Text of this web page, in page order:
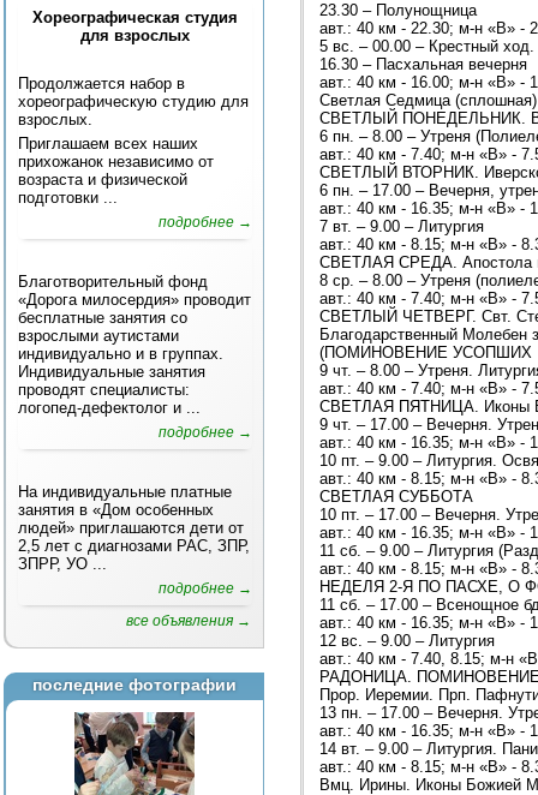
Хореографическая студия
для взрослых
Продолжается набор в
хореографическую студию для
взрослых.
Приглашаем всех наших
прихожанок независимо от
возраста и физической
подготовки ...
подробнее →
Благотворительный фонд
«Дорога милосердия» проводит
бесплатные занятия со
взрослыми аутистами
индивидуально и в группах.
Индивидуальные занятия
проводят специалисты:
логопед-дефектолог и ...
подробнее →
На индивидуальные платные
занятия в «Дом особенных
людей» приглашаются дети от
2,5 лет с диагнозами РАС, ЗПР,
ЗПРР, УО ...
подробнее →
все объявления →
последние фотографии
23.30 – Полунощница
авт.: 40 км - 22.30; м-н «В» -
5 вс. – 00.00 – Крестный
16.30 – Пасхальная вечерня
авт.: 40 км - 16.00; м-н «В» -
Светлая Седмица (сплошная)
СВЕТЛЫЙ ПОНЕДЕЛЬНИК.
6 пн. – 8.00 – Утреня
авт.: 40 км - 7.40; м-н «В» -
СВЕТЛЫЙ ВТОРНИК.
6 пн. – 17.00 – Вечерня,
авт.: 40 км - 16.35; м-н «В» -
7 вт. – 9.00 – Литургия
авт.: 40 км - 8.15; м-н «В» -
СВЕТЛАЯ СРЕДА. Апостола и
8 ср. – 8.00 – Утреня
авт.: 40 км - 7.40; м-н «В» -
СВЕТЛЫЙ ЧЕТВЕРГ. Свт.
Благодарственный Молебен
(ПОМИНОВЕНИЕ УСОПШИХ
9 чт. – 8.00 – Утреня.
авт.: 40 км - 7.40; м-н «В» -
СВЕТЛАЯ ПЯТНИЦА. Иконы
9 чт. – 17.00 – Вечерня.
авт.: 40 км - 16.35; м-н «В» -
10 пт. – 9.00 – Литургия.
авт.: 40 км - 8.15; м-н «В» -
СВЕТЛАЯ СУББОТА
10 пт. – 17.00 – Вечерня.
авт.: 40 км - 16.35; м-н «В» -
11 сб. – 9.00 – Литургия
авт.: 40 км - 8.15; м-н «В» -
НЕДЕЛЯ 2-Я ПО ПАСХЕ, О
11 сб. – 17.00 – Всенощное
авт.: 40 км - 16.35; м-н «В» -
12 вс. – 9.00 – Литургия
авт.: 40 км - 7.40, 8.15; м-н
РАДОНИЦА. ПОМИНОВЕНИЕ
Прор. Иеремии. Прп.
13 пн. – 17.00 – Вечерня.
авт.: 40 км - 16.35; м-н «В» -
14 вт. – 9.00 – Литургия.
авт.: 40 км - 8.15; м-н «В» -
Вмц. Ирины. Иконы Божией